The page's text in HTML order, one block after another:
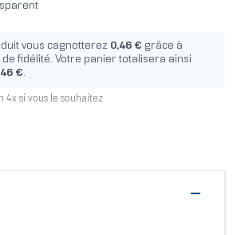
vous cagnotterez 0,46 € grâce à
fidélité. Votre panier totalisera ainsi
€.
4x si vous le souhaitez